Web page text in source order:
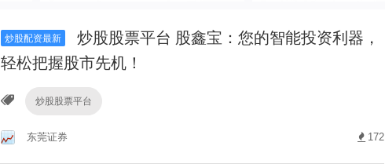
炒股配资最新
炒股股票平台 股鑫宝：您的智能投资利器，
轻松把握股市先机！
炒股股票平台
东莞证券 172